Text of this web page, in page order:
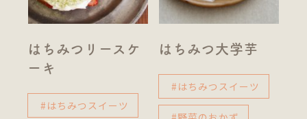
はちみつリースケ
ーキ
#はちみつスイーツ
はちみつ大学芋
#はちみつスイーツ